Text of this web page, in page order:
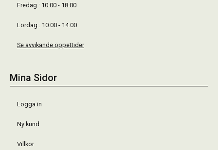
Fredag : 10:00 - 18:00
Lördag : 10:00 - 14:00
Se avvikande öppettider
Mina Sidor
Logga in
Ny kund
Villkor